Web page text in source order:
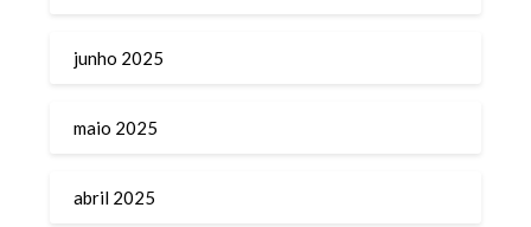
junho 2025
maio 2025
abril 2025